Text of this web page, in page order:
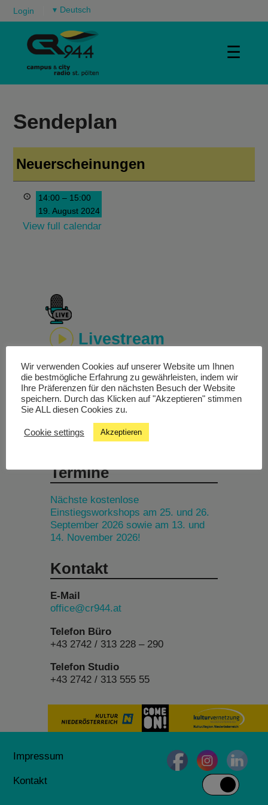
Login ▾
☰
Sendeplan
Neuerscheinungen
14:00 – 15:00
19. August 2024
View full calendar
Livestream
Studiochat
Songfinder
Termine
Nächste kostenlose
Einstiegsworkshops am 25. und 26.
September 2026 sowie am 13. und
14. November 2026!
Kontakt
E-Mail
office@cr944.at
Telefon Büro
+43 2742 / 313 228 – 290
Telefon Studio
+43 2742 / 313 555 55
Impressum
Kontakt
Wir verwenden Cookies auf unserer Website um Ihnen
die bestmögliche Erfahrung zu gewährleisten, indem wir
Ihre Präferenzen für den nächsten Besuch der Website
speichern. Durch das Klicken auf "Akzeptieren" stimmen
Sie ALL diesen Cookies zu.
Cookie settings Akzeptieren